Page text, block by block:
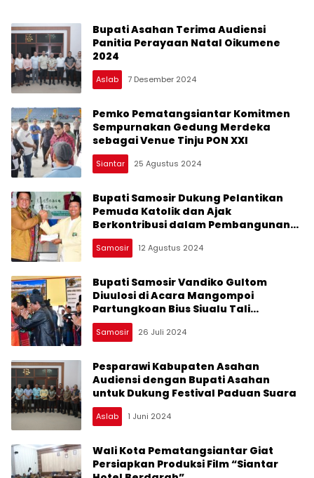
Bupati Asahan Terima Audiensi
Panitia Perayaan Natal Oikumene
2024
Aslab 7 Desember 2024
Pemko Pematangsiantar Komitmen
Sempurnakan Gedung Merdeka
sebagai Venue Tinju PON XXI
Siantar 25 Agustus 2024
Bupati Samosir Dukung Pelantikan
Pemuda Katolik dan Ajak
Berkontribusi dalam Pembangunan
Kabupaten
Samosir 12 Agustus 2024
Bupati Samosir Vandiko Gultom
Diuulosi di Acara Mangompoi
Partungkoan Bius Siualu Tali
Ronggurnihuta
Samosir 26 Juli 2024
Pesparawi Kabupaten Asahan
Audiensi dengan Bupati Asahan
untuk Dukung Festival Paduan Suara
Aslab 1 Juni 2024
Wali Kota Pematangsiantar Giat
Persiapkan Produksi Film “Siantar